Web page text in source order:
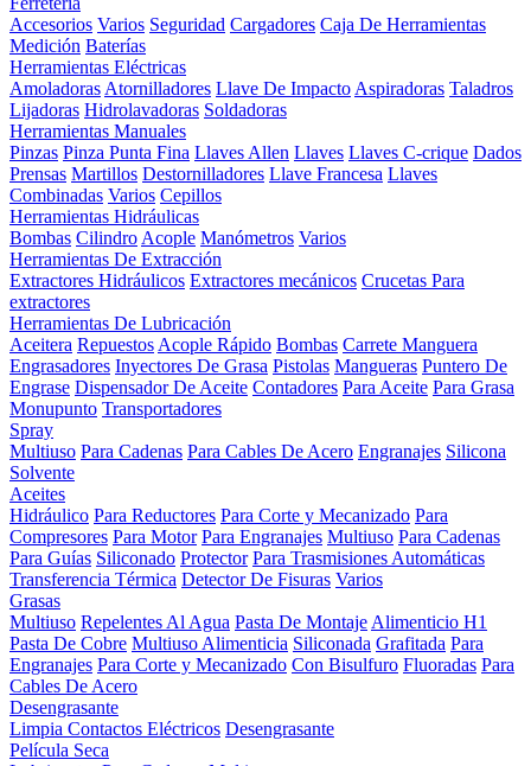
Accesorios Varios Seguridad Cargadores Caja De Herramientas
Medición Baterías
Herramientas Eléctricas
Amoladoras Atornilladores Llave De Impacto Aspiradoras Taladros
Lijadoras Hidrolavadoras Soldadoras
Herramientas Manuales
Pinzas Pinza Punta Fina Llaves Allen Llaves Llaves C-crique Dados
Prensas Martillos Destornilladores Llave Francesa Llaves
Combinadas Varios Cepillos
Herramientas Hidráulicas
Bombas Cilindro Acople Manómetros Varios
Herramientas De Extracción
Extractores Hidráulicos Extractores mecánicos Crucetas Para
extractores
Herramientas De Lubricación
Aceitera Repuestos Acople Rápido Bombas Carrete Manguera
Engrasadores Inyectores De Grasa Pistolas Mangueras Puntero De
Engrase Dispensador De Aceite Contadores Para Aceite Para Grasa
Monupunto Transportadores
Spray
Multiuso Para Cadenas Para Cables De Acero Engranajes Silicona
Solvente
Aceites
Hidráulico Para Reductores Para Corte y Mecanizado Para
Compresores Para Motor Para Engranajes Multiuso Para Cadenas
Para Guías Siliconado Protector Para Trasmisiones Automáticas
Transferencia Térmica Detector De Fisuras Varios
Grasas
Multiuso Repelentes Al Agua Pasta De Montaje Alimenticio H1
Pasta De Cobre Multiuso Alimenticia Siliconada Grafitada Para
Engranajes Para Corte y Mecanizado Con Bisulfuro Fluoradas Para
Cables De Acero
Desengrasante
Limpia Contactos Eléctricos Desengrasante
Película Seca